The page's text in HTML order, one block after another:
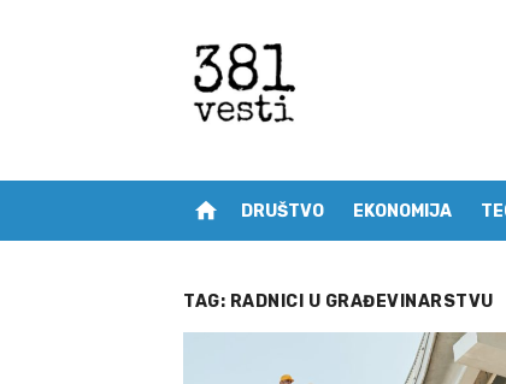
home DRUŠTVO EKONOMIJA
TAG: RADNICI U GRAĐEVINARSTVU